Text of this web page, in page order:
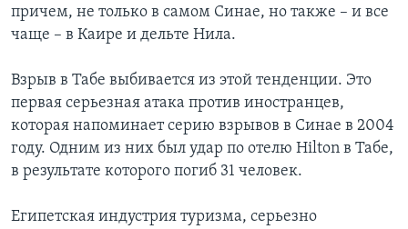
причем, не только в самом Синае, но также – и все
чаще – в Каире и дельте Нила.
Взрыв в Табе выбивается из этой тенденции. Это
первая серьезная атака против иностранцев,
которая напоминает серию взрывов в Синае в 2004
году. Одним из них был удар по отелю Hilton в Табе,
в результате которого погиб 31 человек.
Египетская индустрия туризма, серьезно